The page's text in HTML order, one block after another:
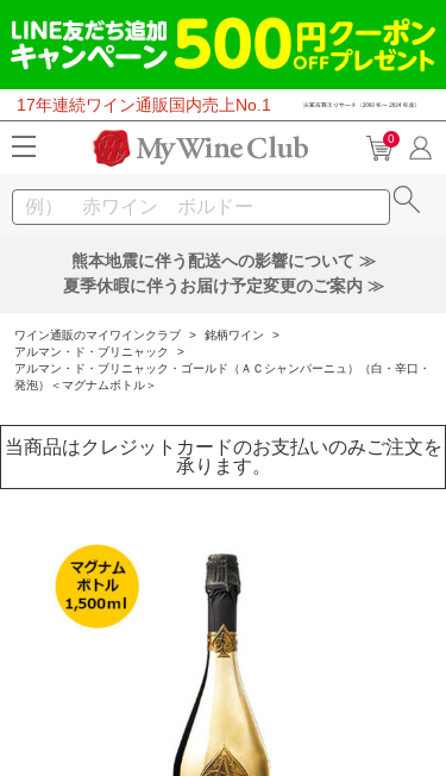
17年連続ワイン通販国内売上No.1
0
熊本地震に伴う配送への影響について ≫
夏季休暇に伴うお届け予定変更のご案内 ≫
ワイン通販のマイワインクラブ > 銘柄ワイン
>
アルマン・ド・ブリニャック
>
アルマン・ド・ブリニャック・ゴールド（ＡＣシャンパーニュ）（白・辛口・
発泡）＜マグナムボトル＞
当商品はクレジットカードのお支払いのみご注文を
承ります。